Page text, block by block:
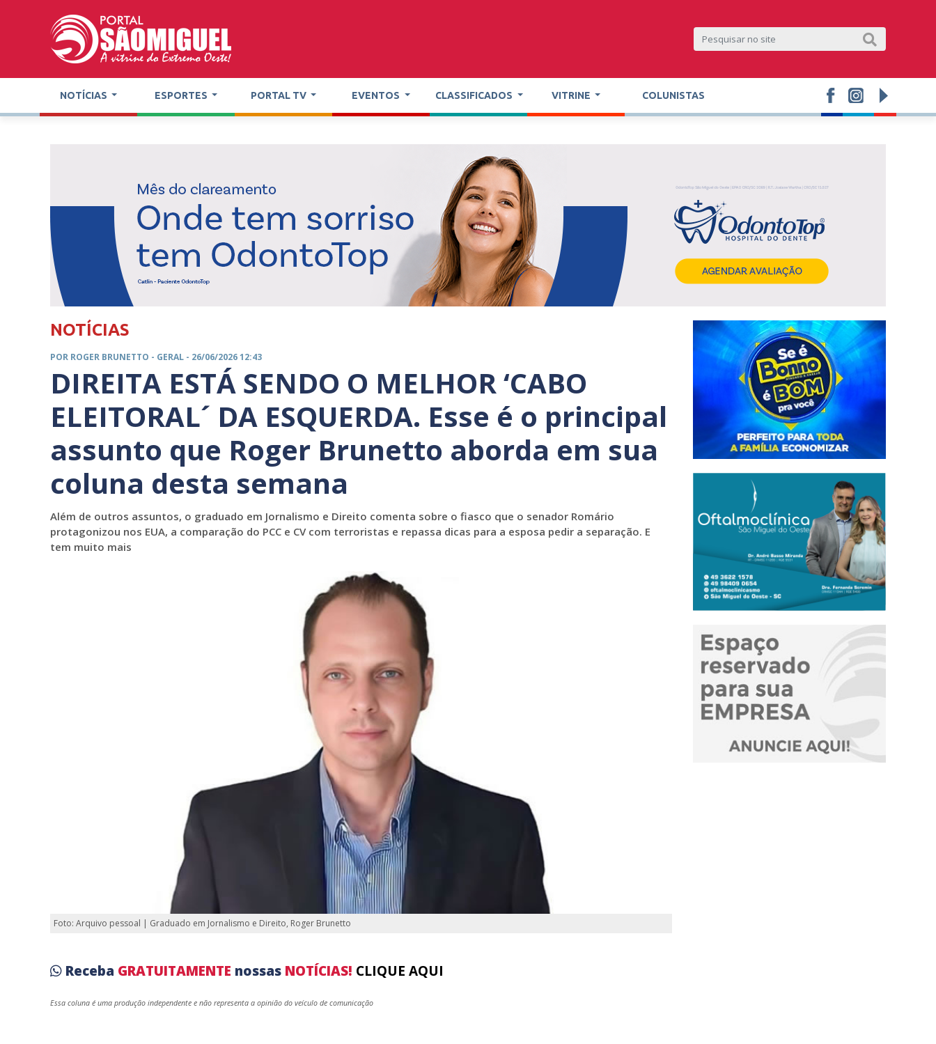
NOTÍCIAS ESPORTES PORTAL TV EVENTOS CLASSIFICADOS VITRINE COLUNISTAS
NOTÍCIAS
POR ROGER BRUNETTO - GERAL - 26/06/2026 12:43
DIREITA ESTÁ SENDO O MELHOR ‘CABO
ELEITORAL´ DA ESQUERDA. Esse é o principal
assunto que Roger Brunetto aborda em sua
coluna desta semana
Além de outros assuntos, o graduado em Jornalismo e Direito comenta sobre o fiasco que o senador Romário
protagonizou nos EUA, a comparação do PCC e CV com terroristas e repassa dicas para a esposa pedir a separação. E
tem muito mais
Foto: Arquivo pessoal | Graduado em Jornalismo e Direito, Roger Brunetto
Receba GRATUITAMENTE nossas NOTÍCIAS! CLIQUE AQUI
Essa coluna é uma produção independente e não representa a opinião do veículo de comunicação